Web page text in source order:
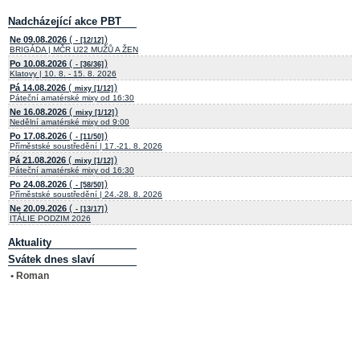
Nadcházející akce PBT
Ne 09.08.2026 ( - [12/12] )
BRIGÁDA | MČR U22 MUŽŮ A ŽEN
Po 10.08.2026 ( - [36/36] )
Klatovy | 10. 8. - 15. 8. 2026
Pá 14.08.2026 ( mixy [1/12] )
Páteční amatérské mixy od 16:30
Ne 16.08.2026 ( mixy [1/12] )
Nedělní amatérské mixy od 9:00
Po 17.08.2026 ( - [11/50] )
Příměstské soustředění | 17.-21. 8. 2026
Pá 21.08.2026 ( mixy [1/12] )
Páteční amatérské mixy od 16:30
Po 24.08.2026 ( - [58/50] )
Příměstské soustředění | 24.-28. 8. 2026
Ne 20.09.2026 ( - [13/17] )
ITÁLIE PODZIM 2026
Aktuality
Svátek dnes slaví
• Roman